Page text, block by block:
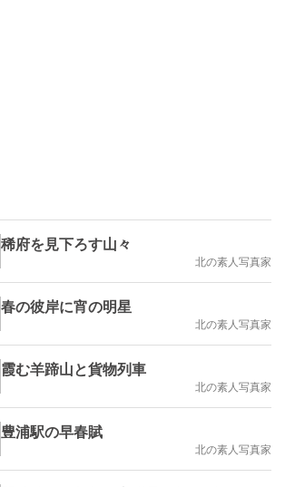
稀府を見下ろす山々
北の素人写真家
春の彼岸に宵の明星
北の素人写真家
霞む羊蹄山と貨物列車
北の素人写真家
豊浦駅の早春賦
北の素人写真家